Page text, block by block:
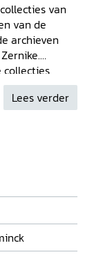
van
van de
archieven
collecties
de
eeuw. Deze
over
en
bevinden.
in
Lees verder